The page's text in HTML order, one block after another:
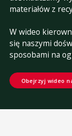
materiałów z
W wideo
się naszymi
sposobami na
Obejrzyj wideo